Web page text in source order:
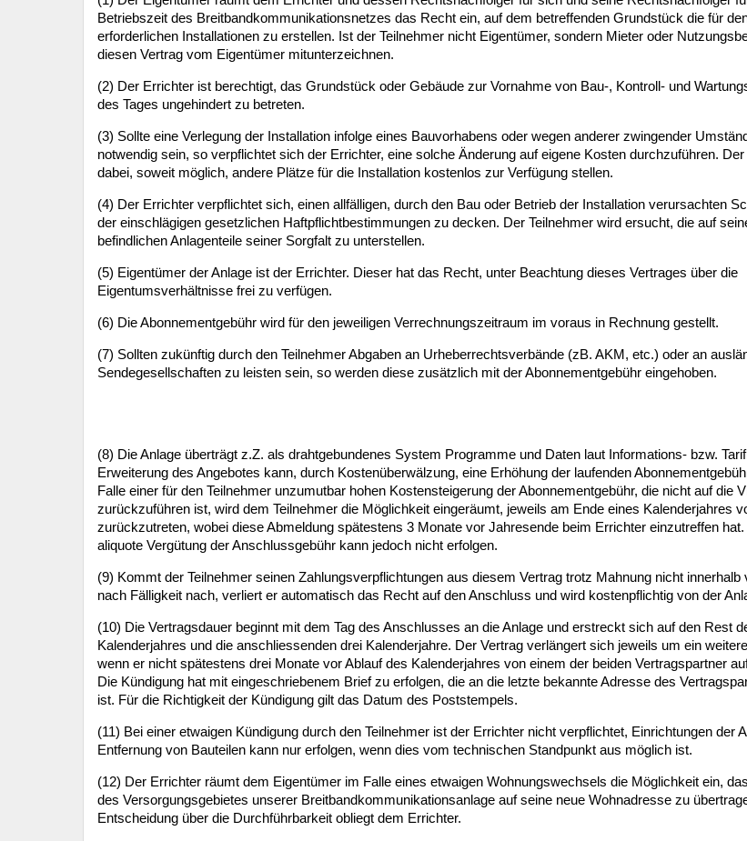
Betriebszeit des Breitbandkommunikationsnetzes das Recht ein, auf dem betreffenden Grundstück die für
erforderlichen Installationen zu erstellen. Ist der Teilnehmer nicht Eigentümer, sondern Mieter oder
diesen Vertrag vom Eigentümer mitunterzeichnen.
(2) Der Errichter ist berechtigt, das Grundstück oder Gebäude zur Vornahme von Bau-, Kontroll- und
des Tages ungehindert zu betreten.
(3) Sollte eine Verlegung der Installation infolge eines Bauvorhabens oder wegen anderer zwingender
notwendig sein, so verpflichtet sich der Errichter, eine solche Änderung auf eigene Kosten durchzuführen.
dabei, soweit möglich, andere Plätze für die Installation kostenlos zur Verfügung stellen.
(4) Der Errichter verpflichtet sich, einen allfälligen, durch den Bau oder Betrieb der Installation verursachten
der einschlägigen gesetzlichen Haftpflichtbestimmungen zu decken. Der Teilnehmer wird ersucht, die auf
befindlichen Anlagenteile seiner Sorgfalt zu unterstellen.
(5) Eigentümer der Anlage ist der Errichter. Dieser hat das Recht, unter Beachtung dieses Vertrages über die
Eigentumsverhältnisse frei zu verfügen.
(6) Die Abonnementgebühr wird für den jeweiligen Verrechnungszeitraum im voraus in Rechnung gestellt.
(7) Sollten zukünftig durch den Teilnehmer Abgaben an Urheberrechtsverbände (zB. AKM, etc.) oder an
Sendegesellschaften zu leisten sein, so werden diese zusätzlich mit der Abonnementgebühr eingehoben.
(8) Die Anlage überträgt z.Z. als drahtgebundenes System Programme und Daten laut Informations- bzw.
Erweiterung des Angebotes kann, durch Kostenüberwälzung, eine Erhöhung der laufenden
Falle einer für den Teilnehmer unzumutbar hohen Kostensteigerung der Abonnementgebühr, die nicht auf die
zurückzuführen ist, wird dem Teilnehmer die Möglichkeit eingeräumt, jeweils am Ende eines Kalenderjahres
zurückzutreten, wobei diese Abmeldung spätestens 3 Monate vor Jahresende beim Errichter einzutreffen
aliquote Vergütung der Anschlussgebühr kann jedoch nicht erfolgen.
(9) Kommt der Teilnehmer seinen Zahlungsverpflichtungen aus diesem Vertrag trotz Mahnung nicht innerhalb
nach Fälligkeit nach, verliert er automatisch das Recht auf den Anschluss und wird kostenpflichtig von der
(10) Die Vertragsdauer beginnt mit dem Tag des Anschlusses an die Anlage und erstreckt sich auf den Rest
Kalenderjahres und die anschliessenden drei Kalenderjahre. Der Vertrag verlängert sich jeweils um ein
wenn er nicht spätestens drei Monate vor Ablauf des Kalenderjahres von einem der beiden Vertragspartner
Die Kündigung hat mit eingeschriebenem Brief zu erfolgen, die an die letzte bekannte Adresse des
ist. Für die Richtigkeit der Kündigung gilt das Datum des Poststempels.
(11) Bei einer etwaigen Kündigung durch den Teilnehmer ist der Errichter nicht verpflichtet, Einrichtungen der
Entfernung von Bauteilen kann nur erfolgen, wenn dies vom technischen Standpunkt aus möglich ist.
(12) Der Errichter räumt dem Eigentümer im Falle eines etwaigen Wohnungswechsels die Möglichkeit ein,
des Versorgungsgebietes unserer Breitbandkommunikationsanlage auf seine neue Wohnadresse zu
Entscheidung über die Durchführbarkeit obliegt dem Errichter.